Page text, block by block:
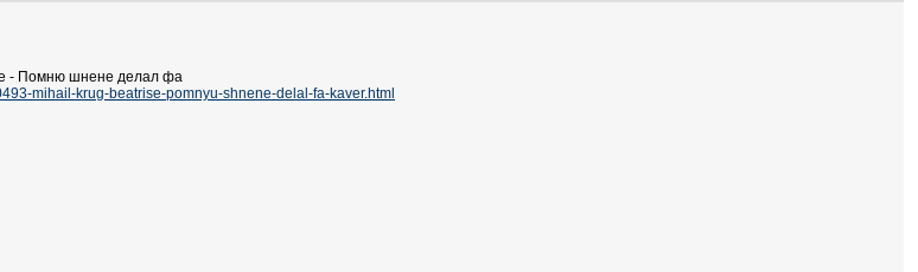
- Помню шнене делал фа
mihail-krug-beatrise-pomnyu-shnene-delal-fa-kaver.html